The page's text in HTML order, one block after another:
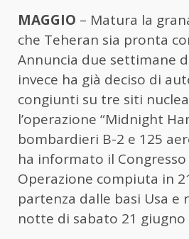
MAGGIO – Matura la
che Teheran sia pronta
Annuncia due settimane
invece ha già deciso di
congiunti su tre siti
l’operazione “Midnight
bombardieri B-2 e 125
ha informato il
Operazione compiuta in
partenza dalle basi Usa e
notte di sabato 21 giugno